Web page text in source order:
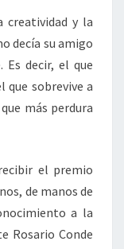
creatividad y la
decía su amigo
Es decir, el que
que sobrevive a
más perdura
el premio
de manos de
a la
Rosario Conde